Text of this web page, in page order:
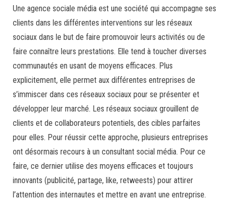
Une agence sociale média est une société qui accompagne ses
clients dans les différentes interventions sur les réseaux
sociaux dans le but de faire promouvoir leurs activités ou de
faire connaître leurs prestations. Elle tend à toucher diverses
communautés en usant de moyens efficaces. Plus
explicitement, elle permet aux différentes entreprises de
s’immiscer dans ces réseaux sociaux pour se présenter et
développer leur marché. Les réseaux sociaux grouillent de
clients et de collaborateurs potentiels, des cibles parfaites
pour elles. Pour réussir cette approche, plusieurs entreprises
ont désormais recours à un consultant social média. Pour ce
faire, ce dernier utilise des moyens efficaces et toujours
innovants (publicité, partage, like, retweests) pour attirer
l’attention des internautes et mettre en avant une entreprise.